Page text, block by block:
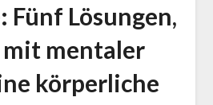
Fünf Lösungen,
mentaler
körperliche